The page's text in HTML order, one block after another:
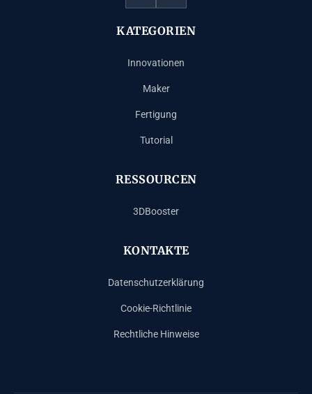
KATEGORIEN
Innovationen
Maker
Fertigung
Tutorial
RESSOURCEN
3DBooster
KONTAKTE
Datenschutzerklärung
Cookie-Richtlinie
Rechtliche Hinweise